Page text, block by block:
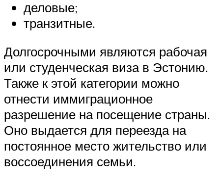
деловые;
транзитные.
Долгосрочными являются рабочая
или студенческая виза в Эстонию.
Также к этой категории можно
отнести иммиграционное
разрешение на посещение страны.
Оно выдается для переезда на
постоянное место жительство или
воссоединения семьи.